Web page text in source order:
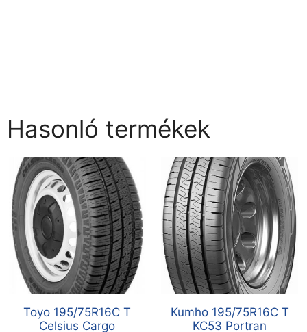
Hasonló termékek
Toyo 195/75R16C T
Celsius Cargo
Kumho 195/75R16C T
KC53 Portran